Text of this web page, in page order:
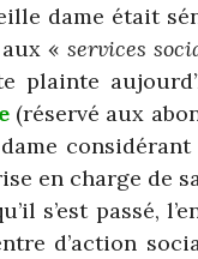
dame était
« services
(réservé aux
en charge de
s’est passé,
d’action